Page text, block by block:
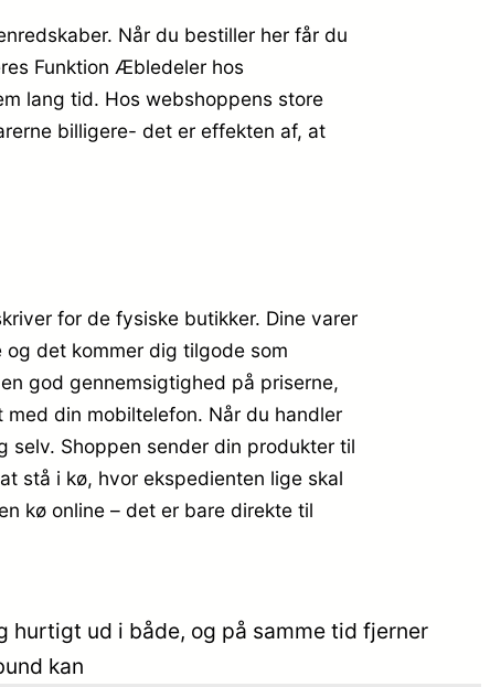
Når du bestiller her får du
Funktion Æbledeler hos
lang tid. Hos webshoppens store
billigere- det er effekten af, at
for de fysiske butikker. Dine varer
det kommer dig tilgode som
god gennemsigtighed på priserne,
din mobiltelefon. Når du handler
selv. Shoppen sender din produkter til
stå i kø, hvor ekspedienten lige skal
kø online – det er bare direkte til
ud i både, og på samme tid fjerner
kan